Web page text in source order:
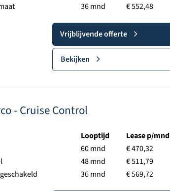
36 mnd
€ 552,48
Vrijblijvende offerte
Bekijken
- Cruise Control
Looptijd
60 mnd
48 mnd
36 mnd
Lease p/mnd
€ 470,32
€ 511,79
€ 569,72